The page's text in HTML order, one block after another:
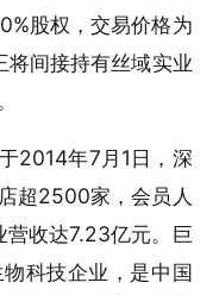
股权，交易价格为
将间接持有丝域实业
2014年7月1日，深
超2500家，会员人
收达7.23亿元。巨
科技企业，是中国